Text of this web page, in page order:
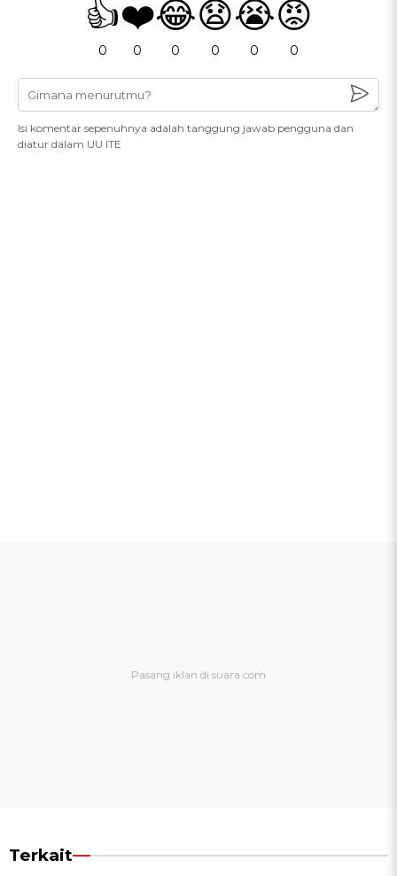
👍
0
❤️
0
😂
0
😧
0
😭
0
😡
0
Isi komentar sepenuhnya adalah tanggung jawab pengguna dan
diatur dalam UU ITE
Terkait